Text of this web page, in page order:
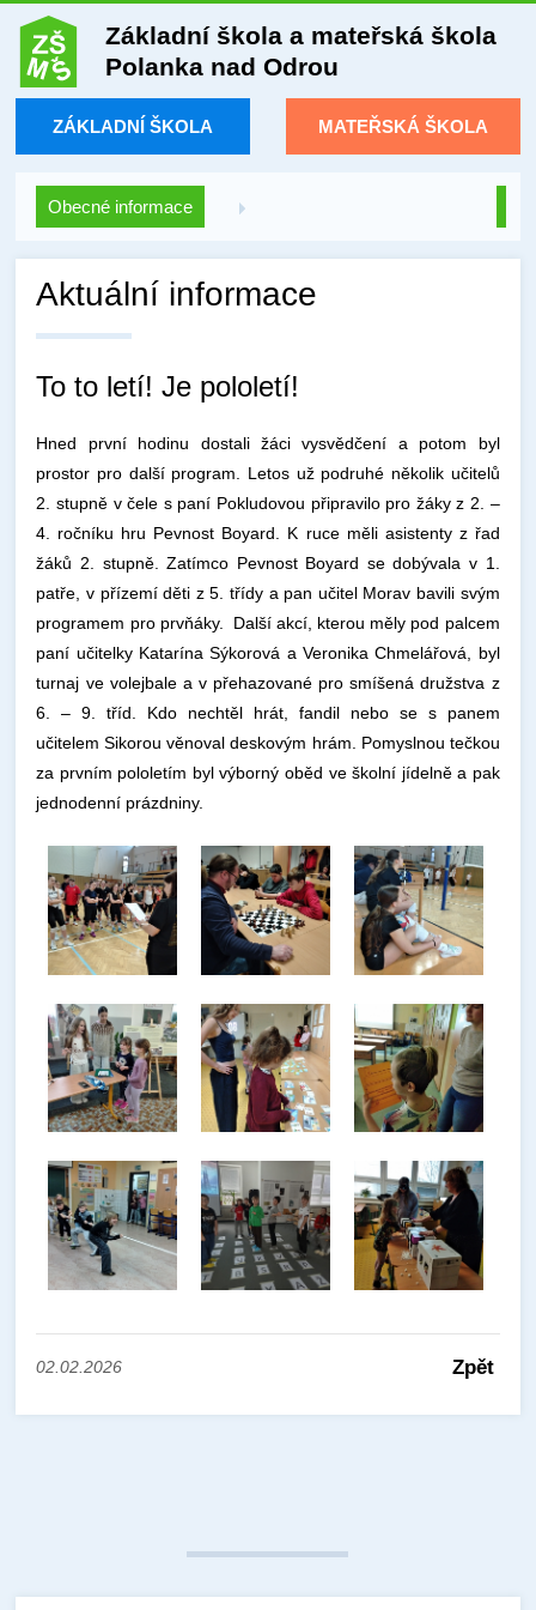
Základní škola a mateřská škola
Polanka nad Odrou
ZÁKLADNÍ ŠKOLA MATEŘSKÁ ŠKOLA
Obecné informace
Aktuální informace
To to letí! Je pololetí!
Hned první hodinu dostali žáci vysvědčení a potom byl
prostor pro další program. Letos už podruhé několik učitelů
2. stupně v čele s paní Pokludovou připravilo pro žáky z 2. –
4. ročníku hru Pevnost Boyard. K ruce měli asistenty z řad
žáků 2. stupně. Zatímco Pevnost Boyard se dobývala v 1.
patře, v přízemí děti z 5. třídy a pan učitel Morav bavili svým
programem pro prvňáky. Další akcí, kterou měly pod palcem
paní učitelky Katarína Sýkorová a Veronika Chmelářová, byl
turnaj ve volejbale a v přehazované pro smíšená družstva z
6. – 9. tříd. Kdo nechtěl hrát, fandil nebo se s panem
učitelem Sikorou věnoval deskovým hrám. Pomyslnou tečkou
za prvním pololetím byl výborný oběd ve školní jídelně a pak
jednodenní prázdniny.
02.02.2026 Zpět